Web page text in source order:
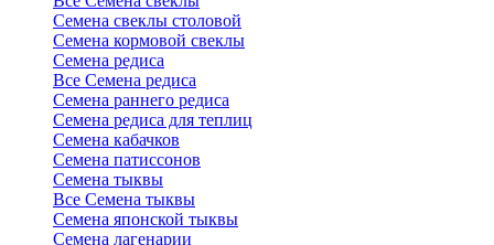
Семена свеклы столовой
Семена кормовой свеклы
Семена редиса
Все Семена редиса
Семена раннего редиса
Семена редиса для теплиц
Семена кабачков
Семена патиссонов
Семена тыквы
Все Семена тыквы
Семена японской тыквы
Семена лагенарии